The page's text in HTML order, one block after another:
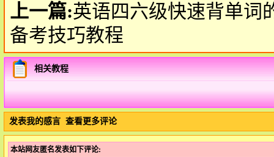
上一篇:英语四六级快速背单词
备考技巧教程
相关教程
发表我的感言 查看更多评论
本站网友匿名发表如下评论: